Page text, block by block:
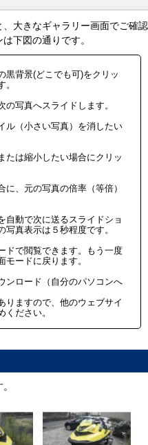
大きなギャラリー画面でご確認
下図の通りです。
黒背景(どこでも可)をクリッ
の写真へスライドします。
ル（小さい写真）を消したい
たは縮小したい場合にクリッ
に、元の写真の倍率（等倍）
自動で次に送るスライドショ
写真表示は５秒程度です。
ドで閲覧できます。もう一度
モードに戻ります。
ンロード（自分のパソコンへ
りますので、他のウェブサイ
ください。